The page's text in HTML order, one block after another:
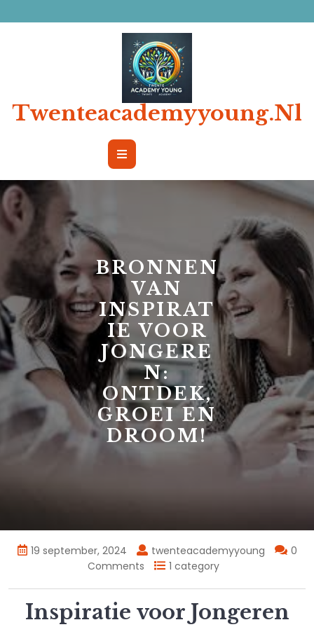
naar
Twenteacademyyoung.nl
Open
Button
BRONNEN
VAN
INSPIRAT
IE VOOR
JONGERE
N:
ONTDEK,
GROEI EN
DROOM!
19 september, 2024 twenteacademyyoung
0
Comments
1 category
Inspiratie voor Jongeren